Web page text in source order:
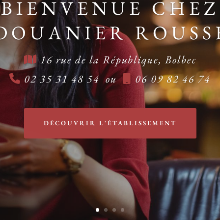
BIENVENUE CHEZ
16 rue de la République, Bolbec
02 35 31 48 54 ou
06 09 82 46 74
DÉCOUVRIR L'ÉTABLISSEMENT